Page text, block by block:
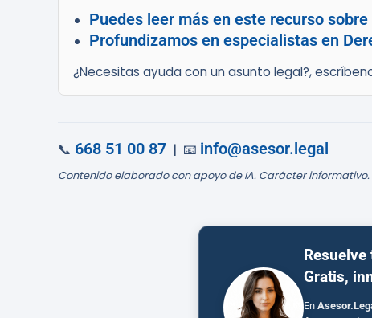
Puedes leer más en este recurso
Profundizamos en especialistas en
¿Necesitas ayuda con un asunto legal?,
📞 668 51 00 87 | 📧 info@asesor.legal
Contenido elaborado con apoyo de IA. Carácter
Gratis,
En